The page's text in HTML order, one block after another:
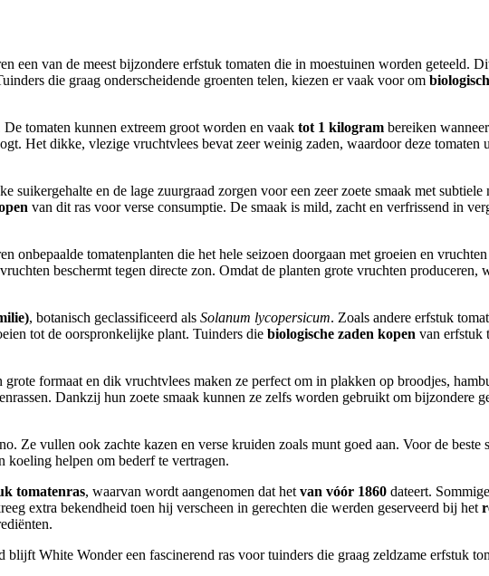
een van de meest bijzondere erfstuk tomaten die in moestuinen worden geteeld.
die graag onderscheidende groenten telen, kiezen er vaak voor om
tomaten kunnen extreem groot worden en vaak tot 1 kilogram bereiken
Het dikke, vlezige vruchtvlees bevat zeer weinig zaden, waardoor deze tomaten
en de lage zuurgraad zorgen voor een zeer zoete smaak met subtiele
van dit ras voor verse consumptie. De smaak is mild, zacht en verfrissend in
onbepaalde tomatenplanten die het hele seizoen doorgaan met groeien en
beschermt tegen directe zon. Omdat de planten grote vruchten produceren,
, botanisch geclassificeerd als Solanum lycopersicum. Zoals andere erfstuk
tot de oorspronkelijke plant. Tuinders die biologische zaden kopen van erfstuk
formaat en dik vruchtvlees maken ze perfect om in plakken op broodjes,
Dankzij hun zoete smaak kunnen ze zelfs worden gebruikt om bijzondere
Ze vullen ook zachte kazen en verse kruiden zoals munt goed aan. Voor de
helpen om bederf te vertragen.
tomatenras, waarvan wordt aangenomen dat het van vóór 1860 dateert.
extra bekendheid toen hij verscheen in gerechten die werden geserveerd bij het
White Wonder een fascinerend ras voor tuinders die graag zeldzame erfstuk